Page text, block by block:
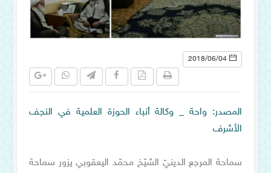
2018/06/04
المصدر: واحة _ وكالة أنباء الحوزة العلمية في النجف
الأشرف
سماحة المرجع الدينيّ الشيّخ محمّد اليعقوبي يزور سماحة